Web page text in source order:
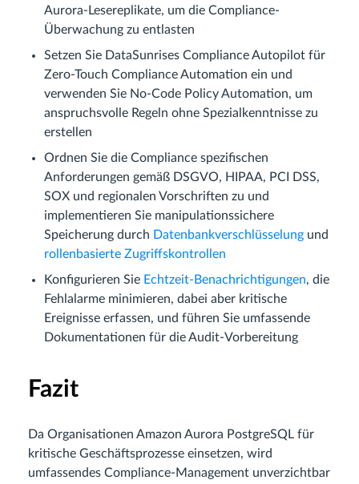
Aurora-Lesereplikate, um die Compliance-
Überwachung zu entlasten
Setzen Sie DataSunrises Compliance Autopilot für
Zero-Touch Compliance Automation ein und
verwenden Sie No-Code Policy Automation, um
anspruchsvolle Regeln ohne Spezialkenntnisse zu
erstellen
Ordnen Sie die Compliance spezifischen
Anforderungen gemäß DSGVO, HIPAA, PCI DSS,
SOX und regionalen Vorschriften zu und
implementieren Sie manipulationssichere
Speicherung durch Datenbankverschlüsselung und
rollenbasierte Zugriffskontrollen
Konfigurieren Sie Echtzeit-Benachrichtigungen, die
Fehlalarme minimieren, dabei aber kritische
Ereignisse erfassen, und führen Sie umfassende
Dokumentationen für die Audit-Vorbereitung
Fazit
Da Organisationen Amazon Aurora PostgreSQL für
kritische Geschäftsprozesse einsetzen, wird
umfassendes Compliance-Management unverzichtbar